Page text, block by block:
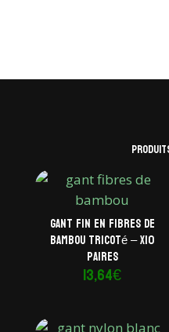
Gant fin en fibres de
bambou tricoté – x10
paires
13,64€